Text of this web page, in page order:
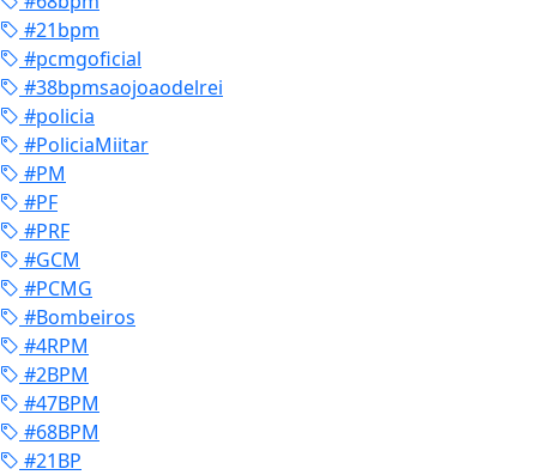
#21bpm
#pcmgoficial
#38bpmsaojoaodelrei
#policia
#PoliciaMiitar
#PM
#PF
#PRF
#GCM
#PCMG
#Bombeiros
#4RPM
#2BPM
#47BPM
#68BPM
#21BP